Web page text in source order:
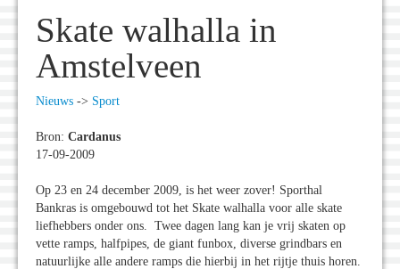
Skate walhalla in
Amstelveen
Nieuws -> Sport
Bron: Cardanus
17-09-2009
Op 23 en 24 december 2009, is het weer zover! Sporthal
Bankras is omgebouwd tot het Skate walhalla voor alle skate
liefhebbers onder ons. Twee dagen lang kan je vrij skaten op
vette ramps, halfpipes, de giant funbox, diverse grindbars en
natuurlijke alle andere ramps die hierbij in het rijtje thuis horen.